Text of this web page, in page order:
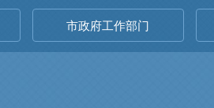
市政府工作部门